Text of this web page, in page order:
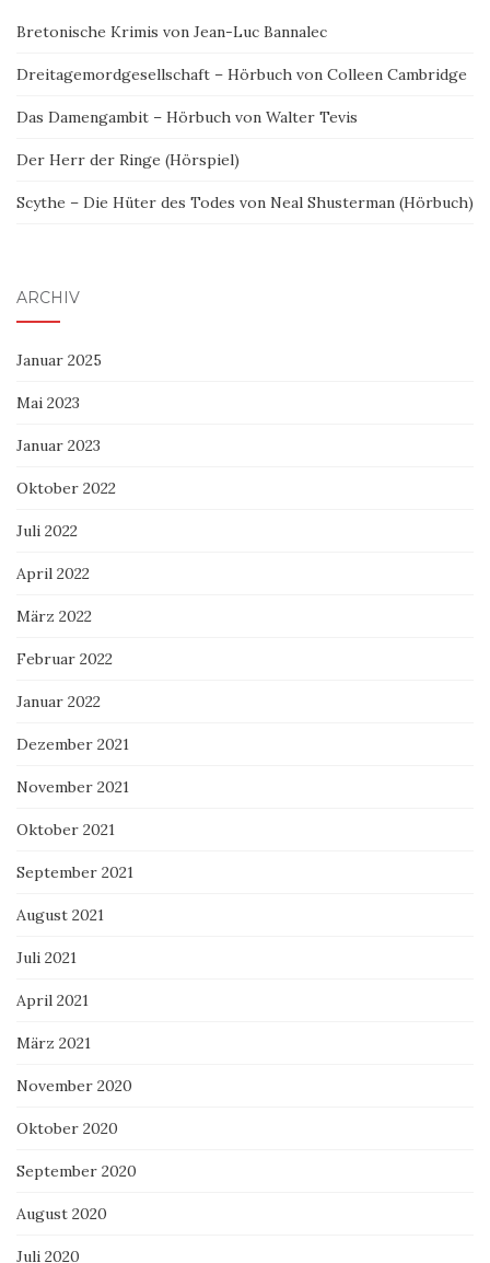
Bretonische Krimis von Jean-Luc Bannalec
Dreitagemordgesellschaft – Hörbuch von Colleen Cambridge
Das Damengambit – Hörbuch von Walter Tevis
Der Herr der Ringe (Hörspiel)
Scythe – Die Hüter des Todes von Neal Shusterman (Hörbuch)
ARCHIV
Januar 2025
Mai 2023
Januar 2023
Oktober 2022
Juli 2022
April 2022
März 2022
Februar 2022
Januar 2022
Dezember 2021
November 2021
Oktober 2021
September 2021
August 2021
Juli 2021
April 2021
März 2021
November 2020
Oktober 2020
September 2020
August 2020
Juli 2020